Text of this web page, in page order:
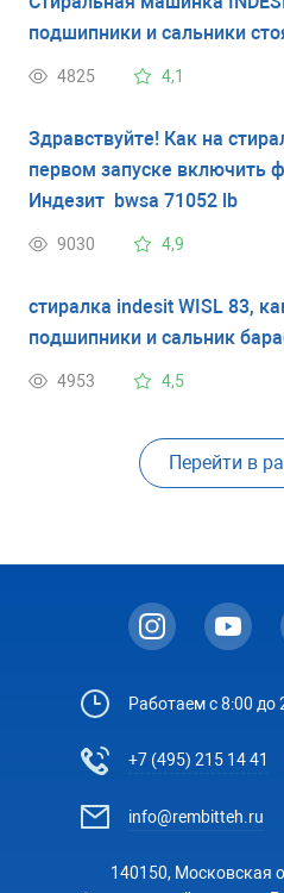
подшипники и сальники
4825 4,1
Здравствуйте! Как на
первом запуске включить
Индезит bwsa 71052 lb
9030 4,9
стиралка indesit WISL 83,
подшипники и сальник
4953 4,5
Перейти в
Работаем с 8:00 до
+7 (495) 215 14 41
info@rembitteh.ru
140150, Московская